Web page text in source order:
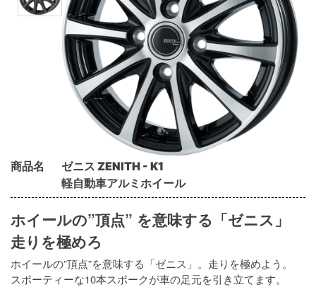
商品名 ゼニス ZENITH - K1
軽自動車アルミホイール
ホイールの”頂点” を意味する「ゼニス」
走りを極めろ
ホイールの”頂点”を意味する「ゼニス」。走りを極めよう。
スポーティーな10本スポークが車の足元を引き立てます。